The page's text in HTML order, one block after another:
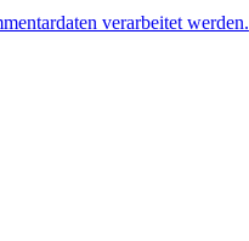
verarbeitet werden.